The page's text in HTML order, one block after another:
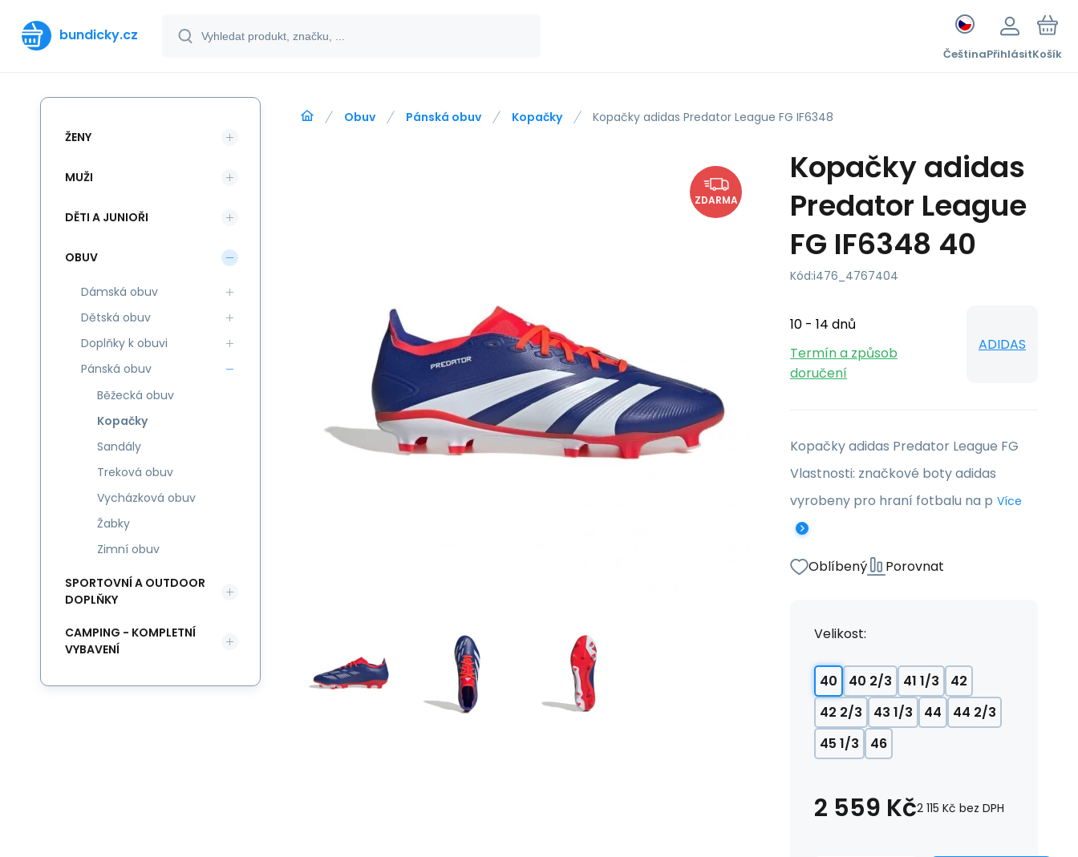
bundicky.cz
ČeštinaPřihlásitKošík
Obuv Pánská obuv Kopačky Kopačky adidas Predator League FG IF6348
ZDARMA
Kopačky adidas
Predator League
FG IF6348 40
Kód:i476_4767404
10 - 14 dnů
Termín a způsob
doručení
ADIDAS
Kopačky adidas Predator League FG
Vlastnosti: značkové boty adidas
vyrobeny pro hraní fotbalu na p Více
Oblíbený Porovnat
Velikost:
40 40 2/3 41 1/3
42
42 2/3
43 1/3 44
44 2/3
45 1/3
46
2 559 Kč2 115 Kč bez DPH
ŽENY
MUŽI
DĚTI A JUNIOŘI
OBUV
Dámská obuv
Dětská obuv
Doplňky k obuvi
Pánská obuv
Běžecká obuv
Kopačky
Sandály
Treková obuv
Vycházková obuv
Žabky
Zimní obuv
SPORTOVNÍ A OUTDOOR
DOPLŇKY
CAMPING - KOMPLETNÍ
VYBAVENÍ